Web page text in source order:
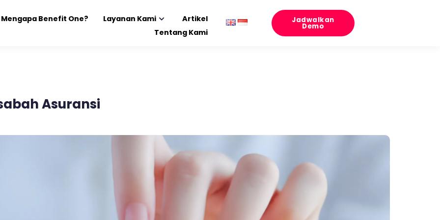
Mengapa Benefit One? Layanan Kami
Artikel
Tentang Kami
Jadwalkan
Demo
Asuransi